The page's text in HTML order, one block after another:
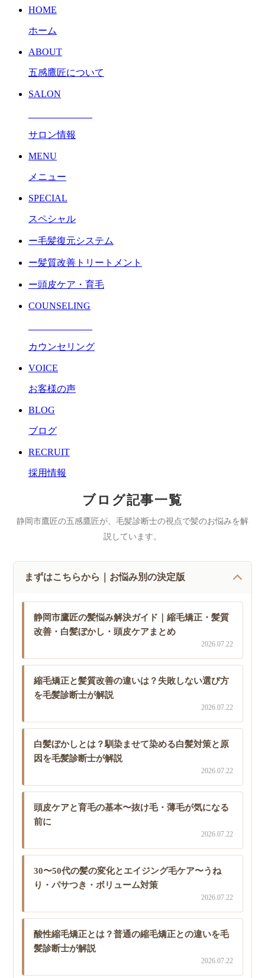
HOME
ホーム
ABOUT
五感鷹匠について
SALON
サロン情報
MENU
メニュー
SPECIAL
スペシャル
ー毛髪復元システム
ー髪質改善トリートメント
ー頭皮ケア・育毛
COUNSELING
カウンセリング
VOICE
お客様の声
BLOG
ブログ
RECRUIT
採用情報
ブログ記事一覧
静岡市鷹匠の五感鷹匠が、毛髪診断士の視点で髪のお悩みを解
説しています。
まずはこちらから｜お悩み別の決定版
静岡市鷹匠の髪悩み解決ガイド｜縮毛矯正・髪質
改善・白髪ぼかし・頭皮ケアまとめ
2026.07.22
縮毛矯正と髪質改善の違いは？失敗しない選び方
を毛髪診断士が解説
2026.07.22
白髪ぼかしとは？馴染ませて染める白髪対策と原
因を毛髪診断士が解説
2026.07.22
頭皮ケアと育毛の基本〜抜け毛・薄毛が気になる
前に
2026.07.22
30〜50代の髪の変化とエイジング毛ケア〜うね
り・パサつき・ボリューム対策
2026.07.22
酸性縮毛矯正とは？普通の縮毛矯正との違いを毛
髪診断士が解説
2026.07.22